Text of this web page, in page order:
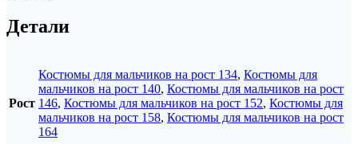
Детали
Рост
Костюмы для мальчиков на рост 134, Костюмы для
мальчиков на рост 140, Костюмы для мальчиков на рост
146, Костюмы для мальчиков на рост 152, Костюмы для
мальчиков на рост 158, Костюмы для мальчиков на рост
164